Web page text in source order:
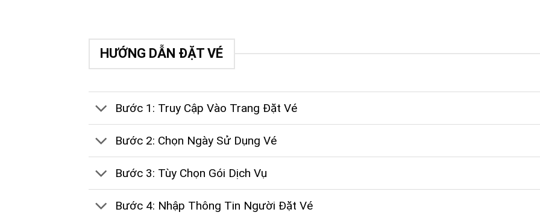
HƯỚNG DẪN ĐẶT VÉ
Bước 1: Truy Cập Vào Trang Đặt Vé
Bước 2: Chọn Ngày Sử Dụng Vé
Bước 3: Tùy Chọn Gói Dịch Vụ
Bước 4: Nhập Thông Tin Người Đặt Vé